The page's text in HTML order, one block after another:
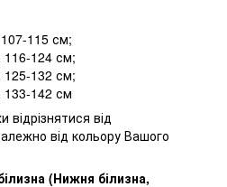
115 см;
116-124 см;
125-132 см;
133-142 см
відрізнятися від
від кольору Вашого
(Нижня білизна,